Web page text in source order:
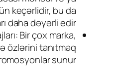
keçərlidir, bu da
daha dəyərli edir.
Bir çox marka,
özlərini tanıtmaq
sunur.